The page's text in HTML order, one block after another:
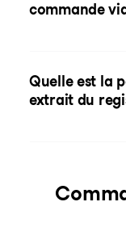
commande
Quelle est la
extrait du